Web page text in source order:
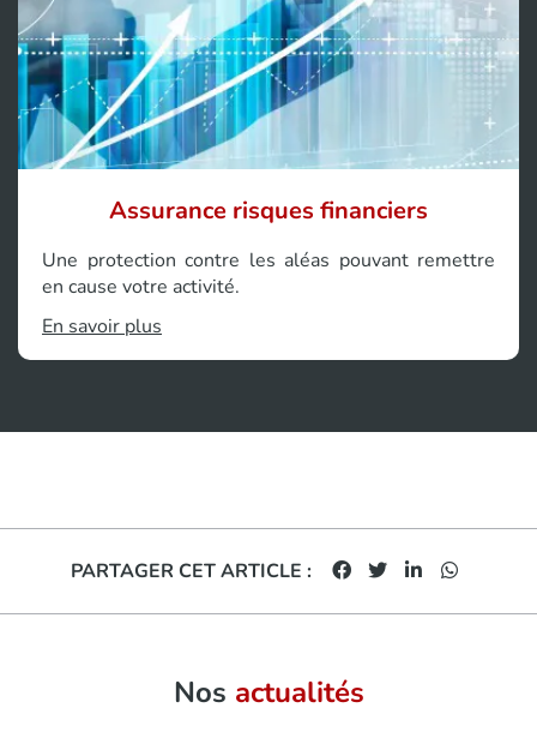
Assurance risques financiers
Une protection contre les aléas pouvant remettre
en cause votre activité.
En savoir plus
PARTAGER CET ARTICLE :
Nos actualités